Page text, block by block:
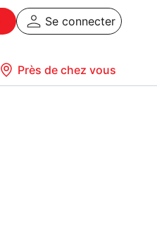
Se connecter
Près de chez vous